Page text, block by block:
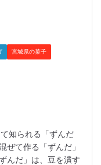
宮城県の菓子
知られる「ずんだ
ぜて作る「ずんだ」
んだ」は、豆を潰す